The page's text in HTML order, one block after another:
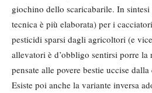
giochino dello scaricabarile. In
tecnica è più elaborata) per i
pesticidi sparsi dagli agricoltori (e
allevatori è d’obbligo sentirsi porre la
pensate alle povere bestie uccise dalla
Esiste poi anche la variante inversa